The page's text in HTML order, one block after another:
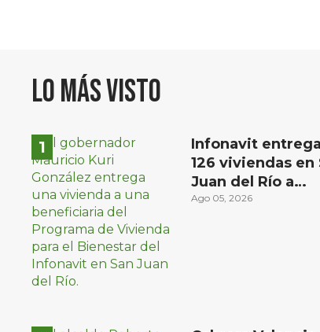
Lo más visto
Infonavit entrega
126 viviendas en
Juan del Río a
familias de bajos
Ago 05, 2026